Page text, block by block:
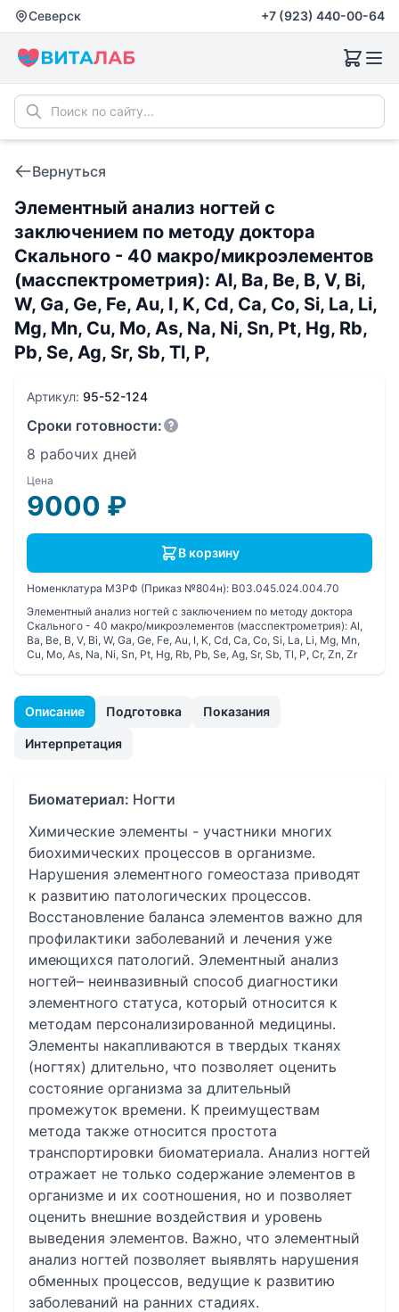
Северск +7 (923) 440-00-64
Вернуться
Элементный анализ ногтей с
заключением по методу доктора
Скального - 40 макро/микроэлементов
(масспектрометрия): Al, Ba, Be, B, V, Bi,
W, Ga, Ge, Fe, Au, I, K, Cd, Ca, Co, Si, La, Li,
Mg, Mn, Cu, Mo, As, Na, Ni, Sn, Pt, Hg, Rb,
Pb, Se, Ag, Sr, Sb, Tl, P,
Описание Подготовка Показания
Интерпретация
Биоматериал: Ногти
Химические элементы - участники многих
биохимических процессов в организме.
Нарушения элементного гомеостаза приводят
к развитию патологических процессов.
Восстановление баланса элементов важно для
профилактики заболеваний и лечения уже
имеющихся патологий. Элементный анализ
ногтей– неинвазивный способ диагностики
элементного статуса, который относится к
методам персонализированной медицины.
Элементы накапливаются в твердых тканях
(ногтях) длительно, что позволяет оценить
состояние организма за длительный
промежуток времени. К преимуществам
метода также относится простота
транспортировки биоматериала. Анализ ногтей
отражает не только содержание элементов в
организме и их соотношения, но и позволяет
оценить внешние воздействия и уровень
выведения элементов. Важно, что элементный
анализ ногтей позволяет выявлять нарушения
обменных процессов, ведущие к развитию
заболеваний на ранних стадиях.
Артикул: 95-52-124
Сроки готовности:
8 рабочих дней
Цена
9000 ₽
В корзину
Номенклатура МЗРФ (Приказ №804н): B03.045.024.004.70
Элементный анализ ногтей с заключением по методу доктора
Скального - 40 макро/микроэлементов (масспектрометрия): Al,
Ba, Be, B, V, Bi, W, Ga, Ge, Fe, Au, I, K, Cd, Ca, Co, Si, La, Li, Mg, Mn,
Cu, Mo, As, Na, Ni, Sn, Pt, Hg, Rb, Pb, Se, Ag, Sr, Sb, Tl, P, Cr, Zn, Zr